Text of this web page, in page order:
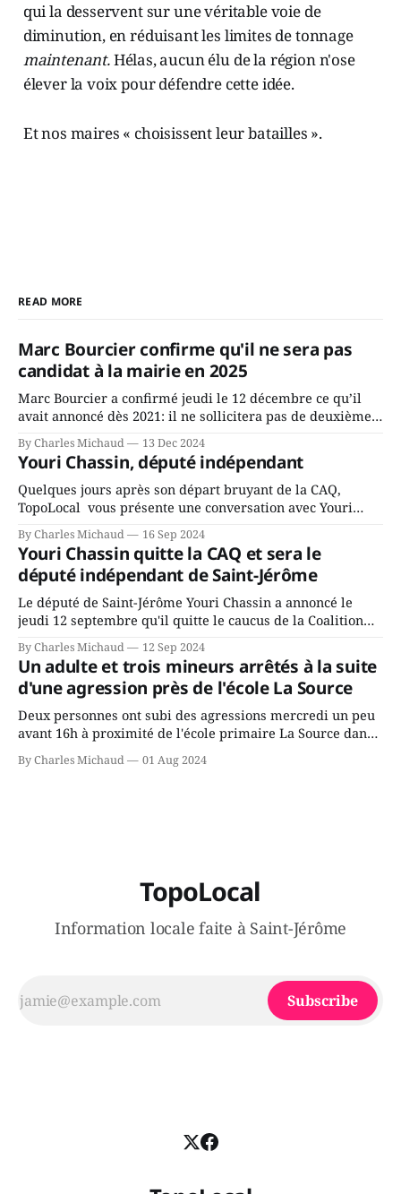
qui la desservent sur une véritable voie de
diminution, en réduisant les limites de tonnage
maintenant.Hélas, aucun élu de la région n'ose
élever la voix pour défendre cette idée.
Et nos maires « choisissent leur batailles ».
READ MORE
Marc Bourcier confirme qu'il ne sera pas
candidat à la mairie en 2025
Marc Bourcier a confirmé jeudi le 12 décembre ce qu’il
avait annoncé dès 2021: il ne sollicitera pas de deuxième
mandat à titre de maire de Saint-Jérôme. Bourcier en a
fait l’annonce en s’adressant aux employés de la ville,
rassemblés en soirée pour leur traditionnel souper
By Charles Michaud 13 Dec 2024
Youri Chassin, député indépendant
Quelques jours après son départ bruyant de la CAQ,
TopoLocal vous présente une conversation avec Youri
Chassin. Nous avons causé de sa décision. Y songeait-il
depuis longtemps? Sera-t-il candidat indépendant dans 2
ans? Joindrait-il un autre parti, par exemple les
conservateurs d’Éric Duhaime? Que lui
By Charles Michaud 16 Sep 2024
Youri Chassin quitte la CAQ et sera le
député indépendant de Saint-Jérôme
Le député de Saint-Jérôme Youri Chassin a annoncé le
jeudi 12 septembre qu'il quitte le caucus de la Coalition
Avenir Québec de François Legault parce qu'il est déçu du
gouvernement de la CAQ, surtout de son incapacité, qu'il
juge chronique, à offrir des
By Charles Michaud 12 Sep 2024
Un adulte et trois mineurs arrêtés à la suite
d'une agression près de l'école La Source
Deux personnes ont subi des agressions mercredi un peu
avant 16h à proximité de l'école primaire La Source dans
le secteur Bellefeuille de Saint-Jérôme. L'une de deux
victimes aurait été écrasée sous un véhicule et aspergée
By Charles Michaud 01 Aug 2024
TopoLocal
Information locale faite à Saint-Jérôme
Subscribe